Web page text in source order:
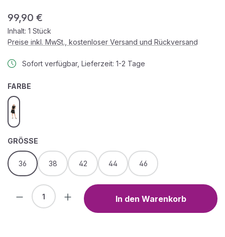
Regulärer Preis:
99,90 €
Inhalt: 1 Stück
Preise inkl. MwSt., kostenloser Versand und Rückversand
Sofort verfügbar, Lieferzeit: 1-2 Tage
FARBE
black
GRÖSSE
36 38 42 44 46
Produkt Anzahl: Gib den gewünschten
In den Warenkorb